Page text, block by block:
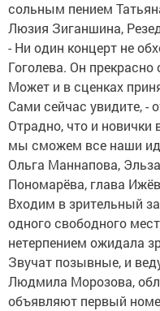
сольным пением
Люзия Зиганшина,
- Ни один концерт не
Гоголева. Он
Может и в сценках
Сами сейчас увидите,
Отрадно, что и новички
мы сможем все наши
Ольга Маннапова,
Пономарёва, глава
Входим в зрительный
одного свободного
нетерпением ожидала
Звучат позывные, и
Людмила Морозова,
объявляют первый